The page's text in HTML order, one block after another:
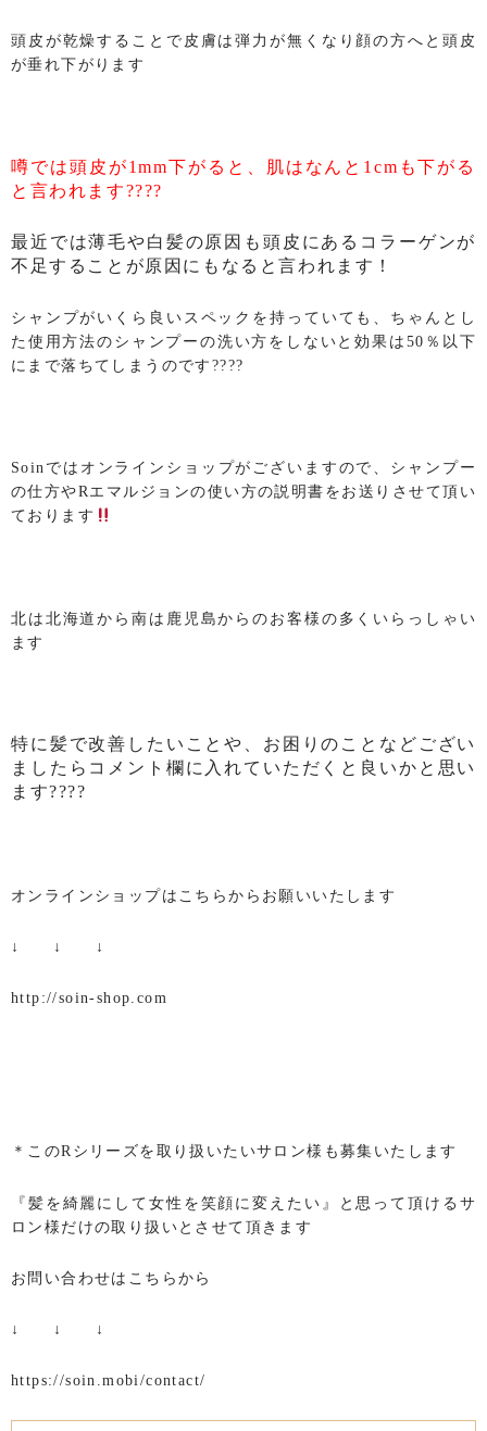
頭皮が乾燥することで皮膚は弾力が無くなり顔の方へと頭皮
が垂れ下がります
噂では頭皮が1mm下がると、肌はなんと1cmも下がる
と言われます????
最近では薄毛や白髪の原因も頭皮にあるコラーゲンが
不足することが原因にもなると言われます！
シャンプがいくら良いスペックを持っていても、ちゃんとし
た使用方法のシャンプーの洗い方をしないと効果は50％以下
にまで落ちてしまうのです????
Soinではオンラインショップがございますので、シャンプー
の仕方やRエマルジョンの使い方の説明書をお送りさせて頂い
ております
北は北海道から南は鹿児島からのお客様の多くいらっしゃい
ます
特に髪で改善したいことや、お困りのことなどござい
ましたらコメント欄に入れていただくと良いかと思い
ます????
オンラインショップはこちらからお願いいたします
↓ ↓ ↓
http://soin-shop.com
＊このRシリーズを取り扱いたいサロン様も募集いたします
『髪を綺麗にして女性を笑顔に変えたい』と思って頂けるサ
ロン様だけの取り扱いとさせて頂きます
お問い合わせはこちらから
↓ ↓ ↓
https://soin.mobi/contact/